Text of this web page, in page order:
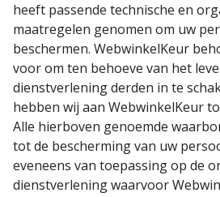
heeft passende technische en
maatregelen genomen om uw
beschermen. WebwinkelKeur
voor om ten behoeve van het
dienstverlening derden in te
hebben wij aan WebwinkelKeur
Alle hierboven genoemde
tot de bescherming van uw
eveneens van toepassing op de
dienstverlening waarvoor